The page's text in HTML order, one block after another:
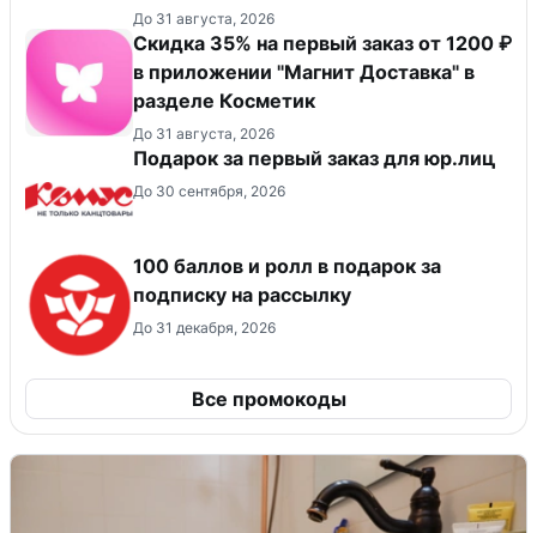
До 31 августа, 2026
​Скидка 35% на первый заказ от 1200 ₽
в приложении "Магнит Доставка"​ в
разделе Косметик
До 31 августа, 2026
Подарок за первый заказ для юр.лиц
До 30 сентября, 2026
100 баллов и ролл в подарок за
подписку на рассылку
До 31 декабря, 2026
Все промокоды